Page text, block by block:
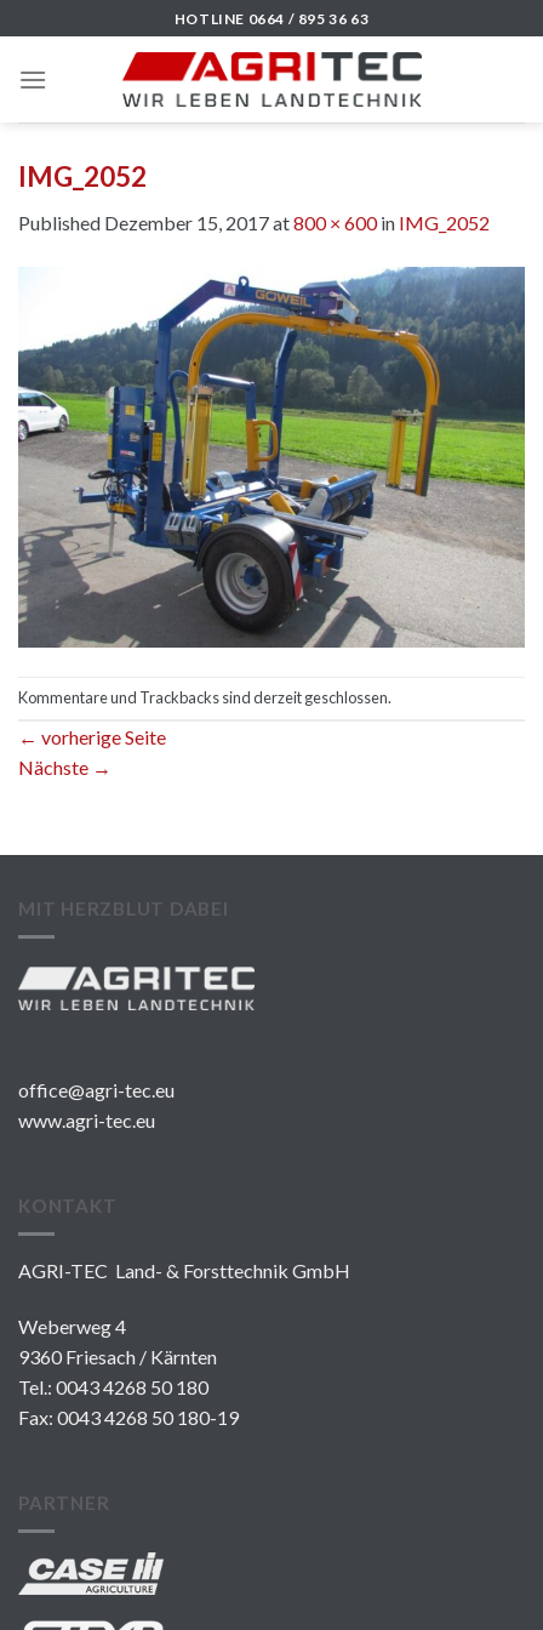
to
content
HOTLINE 0664 / 895 36 63
IMG_2052
Published Dezember 15, 2017at800 × 600in IMG_2052
Kommentare und Trackbacks sind derzeit geschlossen.
← vorherige Seite
Nächste →
MIT HERZBLUT DABEI
office@agri-tec.eu
www.agri-tec.eu
KONTAKT
AGRI-TEC Land- & Forsttechnik GmbH
Weberweg 4
9360 Friesach / Kärnten
Tel.: 0043 4268 50 180
Fax: 0043 4268 50 180-19
PARTNER